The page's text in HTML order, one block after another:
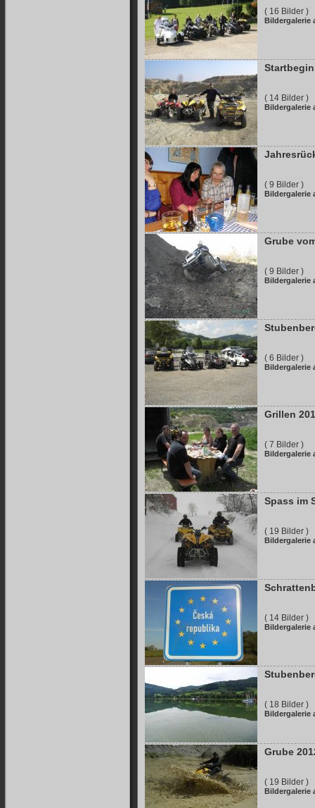
( 16 Bilder )
Bildergalerie
( 14 Bilder )
Bildergalerie
( 9 Bilder )
Bildergalerie
Grube
( 9 Bilder )
Bildergalerie
( 6 Bilder )
Bildergalerie
Grillen
( 7 Bilder )
Bildergalerie
Spass im
( 19 Bilder )
Bildergalerie
( 14 Bilder )
Bildergalerie
( 18 Bilder )
Bildergalerie
Grube
( 19 Bilder )
Bildergalerie